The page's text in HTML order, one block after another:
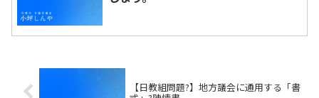
【日教組問題?】地方議会に通用する「書